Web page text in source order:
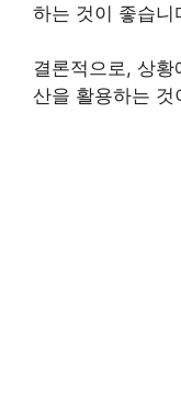
하는 것이 좋습니
결론적으로, 상
산을 활용하는 것